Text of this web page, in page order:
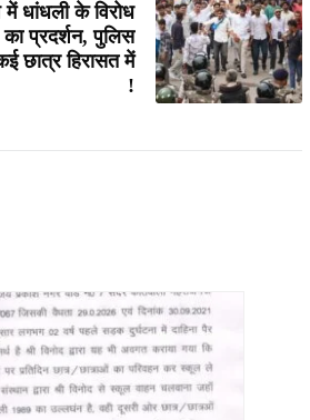
धांधली के विरोध
प्रदर्शन, पुलिस
छात्र हिरासत में
!